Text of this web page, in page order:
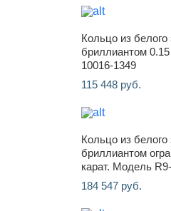
Кольцо из белого
бриллиантом
10016-1349
115 448 руб.
Кольцо из белого
бриллиантом
карат. Модель
184 547 руб.